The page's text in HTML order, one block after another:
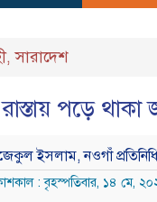
,সারাদেশ
পড়ে থাকা
ইসলাম, নওগাঁ
: বৃহস্পতিবার, ১৪ মে,